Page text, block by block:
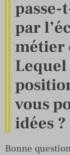
par
métier
Lequel
vous
idées ?
Bonne